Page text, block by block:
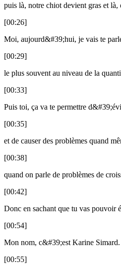
puis là, notre chiot devient gras et
[00:26]
Moi, aujourd&#39;hui, je vais te
[00:29]
le plus souvent au niveau de la
[00:33]
Puis toi, ça va te permettre
[00:35]
et de causer des problèmes quand
[00:38]
quand on parle de problèmes de
[00:42]
Donc en sachant que tu vas pouvoir
[00:54]
Mon nom, c&#39;est Karine Simard.
[00:55]